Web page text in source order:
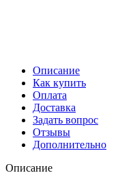
Описание
Как купить
Оплата
Доставка
Задать вопрос
Отзывы
Дополнительно
Описание